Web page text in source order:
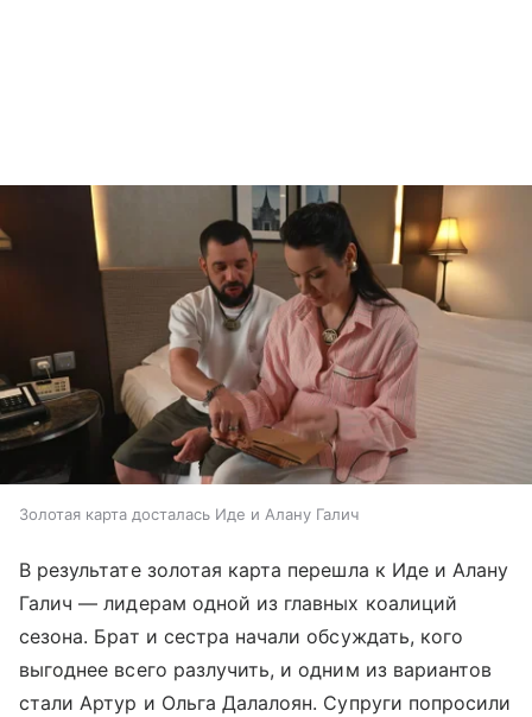
Золотая карта досталась Иде и Алану Галич
В результате золотая карта перешла к Иде и Алану
Галич — лидерам одной из главных коалиций
сезона. Брат и сестра начали обсуждать, кого
выгоднее всего разлучить, и одним из вариантов
стали Артур и Ольга Далалоян. Супруги попросили